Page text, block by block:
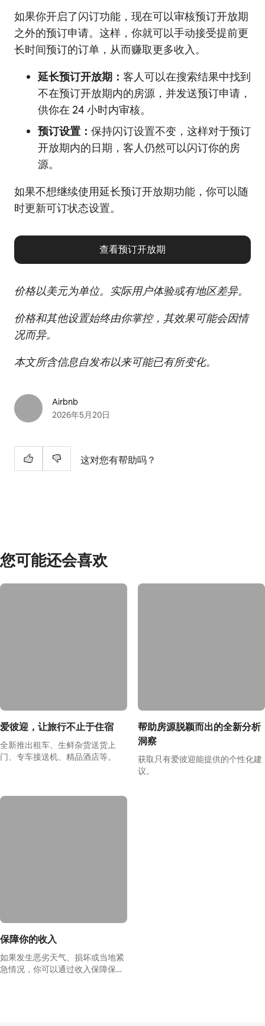
如果你开启了闪订功能，现在可以审核预订开放期
之外的预订申请。这样，你就可以手动接受提前更
长时间预订的订单，从而赚取更多收入。
延长预订开放期： 客人可以在搜索结果中找到
不在预订开放期内的房源，并发送预订申请，
供你在 24 小时内审核。
预订设置： 保持闪订设置不变，这样对于预订
开放期内的日期，客人仍然可以闪订你的房
源。
如果不想继续使用延长预订开放期功能，你可以随
时更新可订状态设置。
查看预订开放期
价格以美元为单位。实际用户体验或有地区差异。
价格和其他设置始终由你掌控，其效果可能会因情
况而异。
本文所含信息自发布以来可能已有所变化。
Airbnb
2026年5月20日
这对您有帮助吗？
您可能还会喜欢
爱彼迎，让旅行不止于住宿
全新推出租车、生鲜杂货送货上
门、专车接送机、精品酒店等。
帮助房源脱颖而出的全新分析
洞察
获取只有爱彼迎能提供的个性化建
议。
保障你的收入
如果发生恶劣天气、损坏或当地紧
急情况，你可以通过收入保障保险